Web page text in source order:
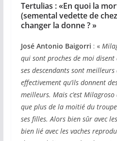
Tertulias : «En quoi la
(semental vedette de
changer la donne ? »
José Antonio Baigorri : «
qui sont proches de moi disent
ses descendants sont
effectivement qu’ils donnent
meilleurs. Mais c’est
que plus de la moitié du
ses filles. Alors bien sûr avec
bien lié avec les vaches